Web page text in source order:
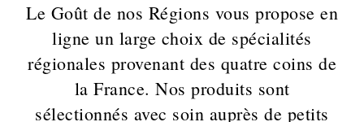
Le Goût de nos Régions vous propose en
ligne un large choix de spécialités
régionales provenant des quatre coins de
la France. Nos produits sont
sélectionnés avec soin auprès de petits